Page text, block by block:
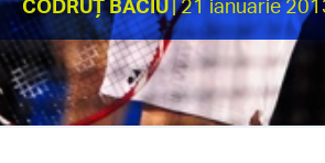
CODRUȚ BACIU| 21 ianuarie